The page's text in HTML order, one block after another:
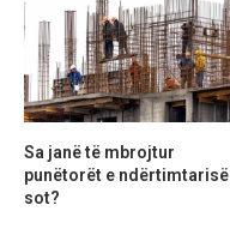
Sa janë të mbrojtur
punëtorët e ndërtimtarisë
sot?